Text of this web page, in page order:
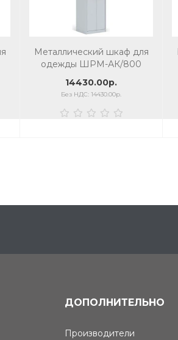
Металлический шкаф для
одежды ШРМ-АК/800
14430.00р.
Без НДС: 14430.00р.
ДОПОЛНИТЕЛЬНО
Производители